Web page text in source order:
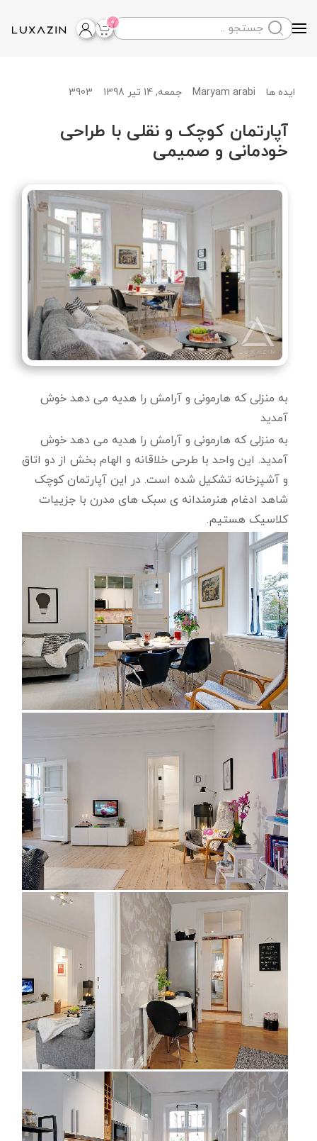
Skip to main content
0
ایده ها Maryam arabi جمعه, 14 تیر 1398 3903
آپارتمان کوچک و نقلی با طراحی
خودمانی و صمیمی
به منزلی که هارمونی و آرامش را هدیه می دهد خوش
آمدید
به منزلی که هارمونی و آرامش را هدیه می دهد خوش
آمدید. این واحد با طرحی خلاقانه و الهام بخش از دو اتاق
و آشپزخانه تشکیل شده است. در این آپارتمان کوچک
شاهد ادغام هنرمندانه ی سبک های مدرن با جزییات
کلاسیک هستیم.